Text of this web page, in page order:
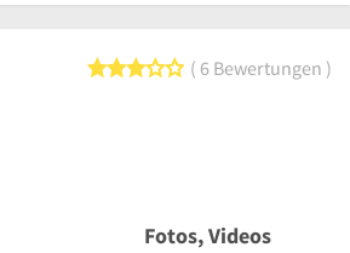
3 von 5 Sternen
6 Bewertungen
Fotos, Videos